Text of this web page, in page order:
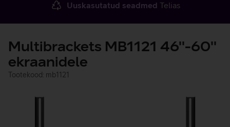
Uuskasutatud seadmed Telias
Multibrackets MB1121 46''-60''
ekraanidele
Tootekood: mb1121